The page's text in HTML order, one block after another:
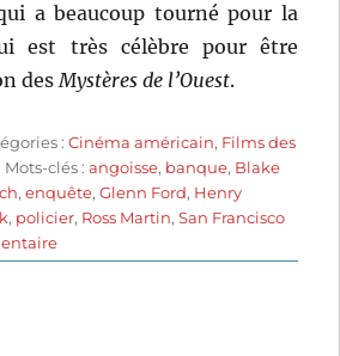
a beaucoup tourné pour la
est très célèbre pour être
desMystères de l’Ouest.
:Cinéma américain, Films des
Étiquettes
Mots-clés :angoisse, banque, Blake
,enquête,Glenn Ford, Henry
, policier, Ross Martin,San Francisco
sur
Allô…